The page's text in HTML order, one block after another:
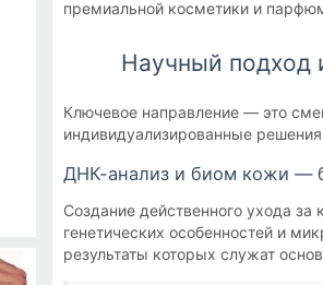
премиальной косметики и
Научный подход
Ключевое направление — это
индивидуализированные
ДНК-анализ и биом кожи —
Создание действенного ухода за
генетических особенностей и
результаты которых служат